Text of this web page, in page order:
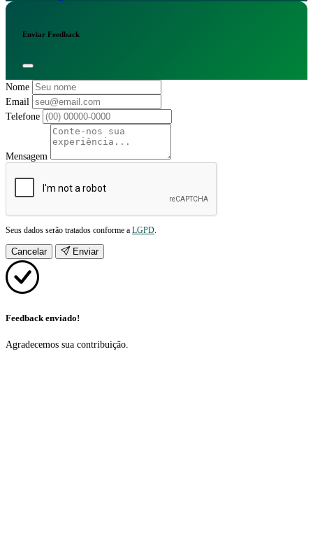
Enviar Feedback
Nome
Email
Telefone
Mensagem
Seus dados serão tratados conforme a LGPD
Cancelar Enviar
Feedback enviado!
Agradecemos sua contribuição.